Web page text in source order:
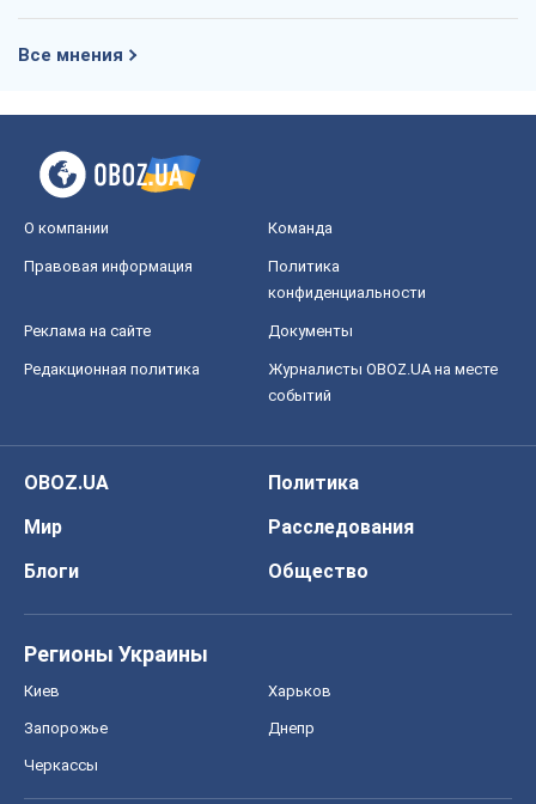
Все мнения
О компании Команда
Правовая информация
Политика
конфиденциальности
Реклама на сайте Документы
Редакционная политика
Журналисты OBOZ.UA на месте
событий
OBOZ.UA
Политика
Мир
Расследования
Блоги
Общество
Регионы Украины
Киев Харьков
Запорожье Днепр
Черкассы